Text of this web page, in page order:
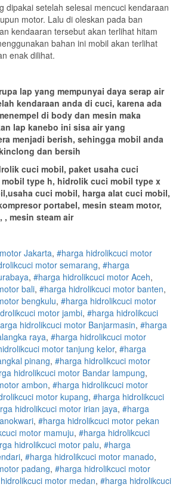
dipakai setelah selesai mencuci kendaraan
motor. Lalu di oleskan pada ban
kendaaran tersebut akan terlihat hitam
bahan ini mobil akan terlihat
enak dilihat.
lap yang mempunyai daya serap air
kendaraan anda di cuci, karena ada
di body dan mesin maka
lap kanebo ini sisa air yang
menjadi berish, sehingga mobil anda
dan bersih
cuci mobil, paket usaha cuci
type h, hidrolik cuci mobil type x
cuci mobil, harga alat cuci mobil,
portabel, mesin steam motor,
, mesin steam air
Jakarta, #harga hidrolikcuci motor
cuci motor semarang, #harga
, #harga hidrolikcuci motor Aceh,
bali, #harga hidrolikcuci motor banten,
bengkulu, #harga hidrolikcuci motor
cuci motor jambi, #harga hidrolikcuci
hidrolikcuci motor Banjarmasin, #harga
raya, #harga hidrolikcuci motor
cuci motor tanjung kelor, #harga
pinang, #harga hidrolikcuci motor
hidrolikcuci motor Bandar lampung,
ambon, #harga hidrolikcuci motor
cuci motor kupang, #harga hidrolikcuci
hidrolikcuci motor irian jaya, #harga
, #harga hidrolikcuci motor pekan
cuci motor mamuju, #harga hidrolikcuci
hidrolikcuci motor palu, #harga
, #harga hidrolikcuci motor manado,
padang, #harga hidrolikcuci motor
cuci motor medan, #harga hidrolikcuci